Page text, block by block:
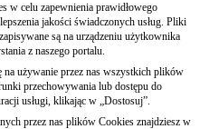
w celu zapewnienia prawidłowego
jakości świadczonych usług. Pliki
są na urządzeniu użytkownika
z naszego portalu.
używanie przez nas wszystkich plików
przechowywania lub dostępu do
usługi, klikając w „Dostosuj”.
przez nas plików Cookies znajdziesz w